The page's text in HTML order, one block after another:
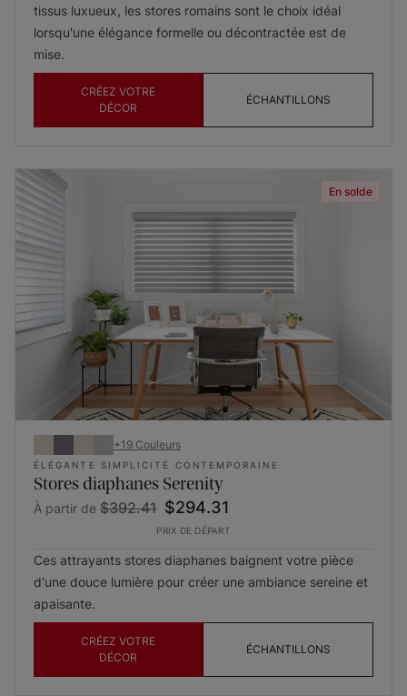
tissus luxueux, les stores romains sont le choix idéal
lorsqu'une élégance formelle ou décontractée est de
mise.
CRÉEZ VOTRE
DÉCOR
ÉCHANTILLONS
En solde
+19 Couleurs
ÉLÉGANTE SIMPLICITÉ CONTEMPORAINE
Stores diaphanes Serenity
À partir de $392.41 $294.31
PRIX DE DÉPART
Ces attrayants stores diaphanes baignent votre pièce
d'une douce lumière pour créer une ambiance sereine et
apaisante.
CRÉEZ VOTRE
DÉCOR
ÉCHANTILLONS
Vous ne savez pas par où commencer
?
Recevez gratuitement nos échantillons les plus
populaires directement à votre porte !
Commandez votre ensemble d'échantillons gratuit